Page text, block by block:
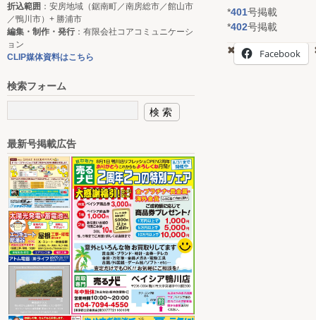
*401号掲載
*402号掲載
Facebook
折込範囲 ：安房地域（鋸南町／南房総市／館山市
／鴨川市）+ 勝浦市
編集・制作・発行：有限会社コアコミュニケーシ
ョン
CLIP媒体資料はこちら
検索フォーム
最新号掲載広告